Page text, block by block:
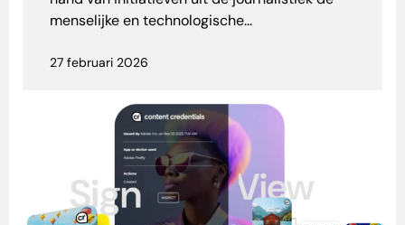
menselijke en technologische...
27 februari 2026